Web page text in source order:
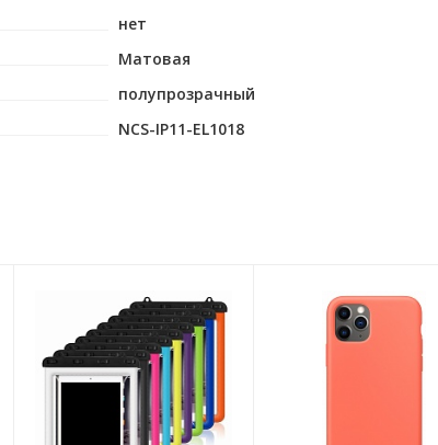
нет
Матовая
полупрозрачный
NCS-IP11-EL1018